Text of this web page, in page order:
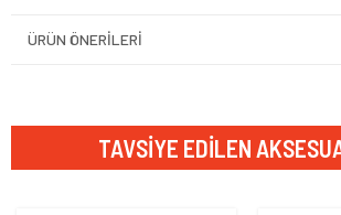
ÜRÜN ÖNERILERI
TAVSIYE EDILEN